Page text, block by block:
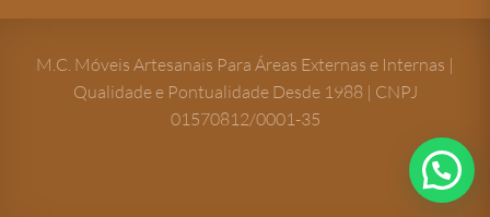
M.C. Móveis Artesanais Para Áreas Externas e Internas |
Qualidade e Pontualidade Desde 1988 | CNPJ
01570812/0001-35